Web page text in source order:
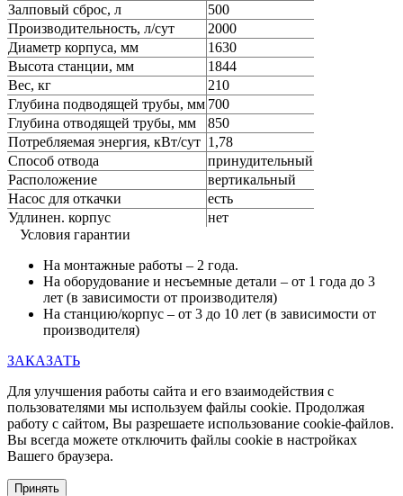
Залповый сброс, л
500
Производительность, л/сут
2000
Диаметр корпуса, мм
1630
Высота станции, мм
1844
Вес, кг
210
Глубина подводящей трубы, мм 700
Глубина отводящей трубы, мм
850
Потребляемая энергия, кВт/сут 1,78
Способ отвода
принудительный
Расположение
вертикальный
Насос для откачки
есть
Удлинен. корпус
нет
Условия гарантии
На монтажные работы – 2 года.
На оборудование и несъемные детали – от 1 года до 3
лет (в зависимости от производителя)
На станцию/корпус – от 3 до 10 лет (в зависимости от
производителя)
ЗАКАЗАТЬ
Для улучшения работы сайта и его взаимодействия с
пользователями мы используем файлы cookie. Продолжая
работу с сайтом, Вы разрешаете использование cookie-файлов.
Вы всегда можете отключить файлы cookie в настройках
Вашего браузера.
Принять